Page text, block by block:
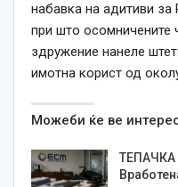
набавка на адитиви
при што осомничените
здружение нанеле
имотна корист од
Можеби ќе ве
ТЕПАЧКА